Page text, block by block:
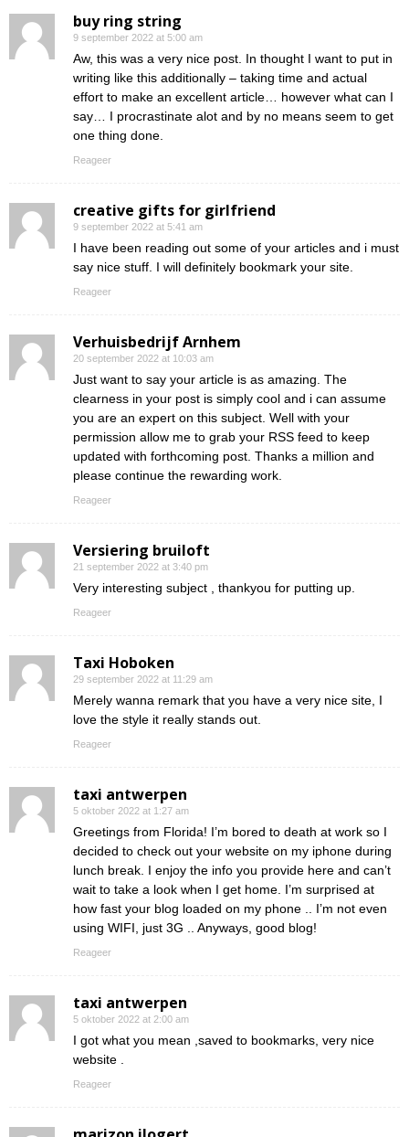
buy ring string
9 september 2022 at 5:00 am
Aw, this was a very nice post. In thought I want to put in
writing like this additionally – taking time and actual
effort to make an excellent article… however what can I
say… I procrastinate alot and by no means seem to get
one thing done.
Reageer
creative gifts for girlfriend
9 september 2022 at 5:41 am
I have been reading out some of your articles and i must
say nice stuff. I will definitely bookmark your site.
Reageer
Verhuisbedrijf Arnhem
20 september 2022 at 10:03 am
Just want to say your article is as amazing. The
clearness in your post is simply cool and i can assume
you are an expert on this subject. Well with your
permission allow me to grab your RSS feed to keep
updated with forthcoming post. Thanks a million and
please continue the rewarding work.
Reageer
Versiering bruiloft
21 september 2022 at 3:40 pm
Very interesting subject , thankyou for putting up.
Reageer
Taxi Hoboken
29 september 2022 at 11:29 am
Merely wanna remark that you have a very nice site, I
love the style it really stands out.
Reageer
taxi antwerpen
5 oktober 2022 at 1:27 am
Greetings from Florida! I’m bored to death at work so I
decided to check out your website on my iphone during
lunch break. I enjoy the info you provide here and can’t
wait to take a look when I get home. I’m surprised at
how fast your blog loaded on my phone .. I’m not even
using WIFI, just 3G .. Anyways, good blog!
Reageer
taxi antwerpen
5 oktober 2022 at 2:00 am
I got what you mean ,saved to bookmarks, very nice
website .
Reageer